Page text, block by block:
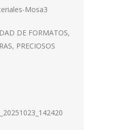
DE FORMATOS,
PRECIOSOS